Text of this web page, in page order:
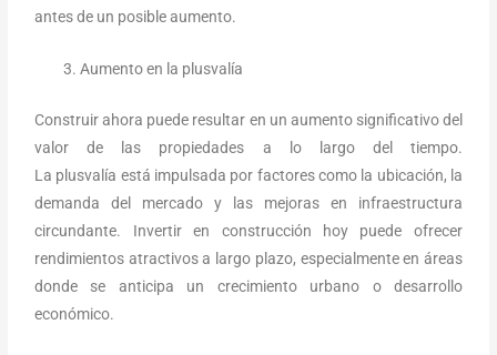
antes de un posible aumento.
Aumento en la plusvalía
Construir ahora puede resultar en un aumento significativo del
valor de las propiedades a lo largo del tiempo.
La plusvalía está impulsada por factores como la ubicación, la
demanda del mercado y las mejoras en infraestructura
circundante. Invertir en construcción hoy puede ofrecer
rendimientos atractivos a largo plazo, especialmente en áreas
donde se anticipa un crecimiento urbano o desarrollo
económico.